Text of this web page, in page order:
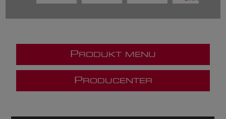
P RODUKT MENU
P RODUCENTER